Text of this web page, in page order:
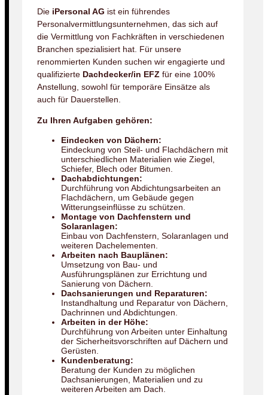
Die iPersonal AG ist ein führendes
Personalvermittlungsunternehmen, das sich auf
die Vermittlung von Fachkräften in verschiedenen
Branchen spezialisiert hat. Für unsere
renommierten Kunden suchen wir engagierte und
qualifizierte Dachdecker/in EFZ für eine 100%
Anstellung, sowohl für temporäre Einsätze als
auch für Dauerstellen.
Zu Ihren Aufgaben gehören:
Eindecken von Dächern:
Eindeckung von Steil- und Flachdächern mit
unterschiedlichen Materialien wie Ziegel,
Schiefer, Blech oder Bitumen.
Dachabdichtungen:
Durchführung von Abdichtungsarbeiten an
Flachdächern, um Gebäude gegen
Witterungseinflüsse zu schützen.
Montage von Dachfenstern und
Solaranlagen:
Einbau von Dachfenstern, Solaranlagen und
weiteren Dachelementen.
Arbeiten nach Bauplänen:
Umsetzung von Bau- und
Ausführungsplänen zur Errichtung und
Sanierung von Dächern.
Dachsanierungen und Reparaturen:
Instandhaltung und Reparatur von Dächern,
Dachrinnen und Abdichtungen.
Arbeiten in der Höhe:
Durchführung von Arbeiten unter Einhaltung
der Sicherheitsvorschriften auf Dächern und
Gerüsten.
Kundenberatung:
Beratung der Kunden zu möglichen
Dachsanierungen, Materialien und zu
weiteren Arbeiten am Dach.